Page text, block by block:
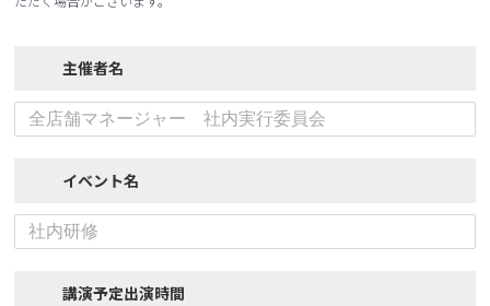
主催者名
イベント名
講演予定出演時間